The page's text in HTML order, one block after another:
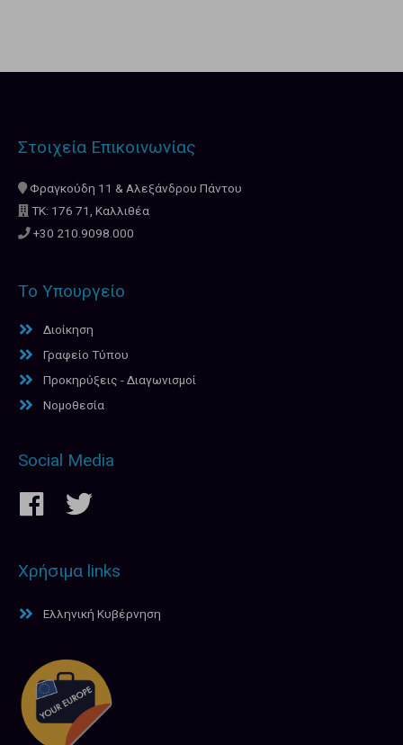
Στοιχεία Επικοινωνίας
Φραγκούδη 11 & Αλεξάνδρου Πάντου
ΤΚ: 176 71, Καλλιθέα
+30 210.9098.000
Το Υπουργείο
Διοίκηση
Γραφείο Τύπου
Προκηρύξεις - Διαγωνισμοί
Νομοθεσία
Social Media
Χρήσιμα links
Ελληνική Κυβέρνηση